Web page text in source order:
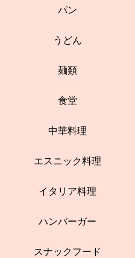
パン
うどん
麺類
食堂
中華料理
エスニック料理
イタリア料理
ハンバーガー
スナックフード